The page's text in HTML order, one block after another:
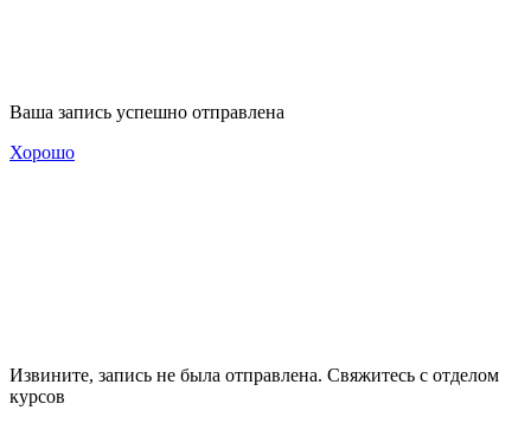
Ваша запись успешно отправлена
Хорошо
Извините, запись не была отправлена. Свяжитесь с отделом
курсов